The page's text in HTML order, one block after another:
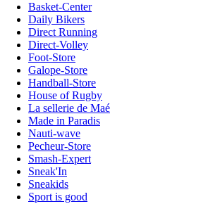
Basket-Center
Daily Bikers
Direct Running
Direct-Volley
Foot-Store
Galope-Store
Handball-Store
House of Rugby
La sellerie de Maé
Made in Paradis
Nauti-wave
Pecheur-Store
Smash-Expert
Sneak'In
Sneakids
Sport is good